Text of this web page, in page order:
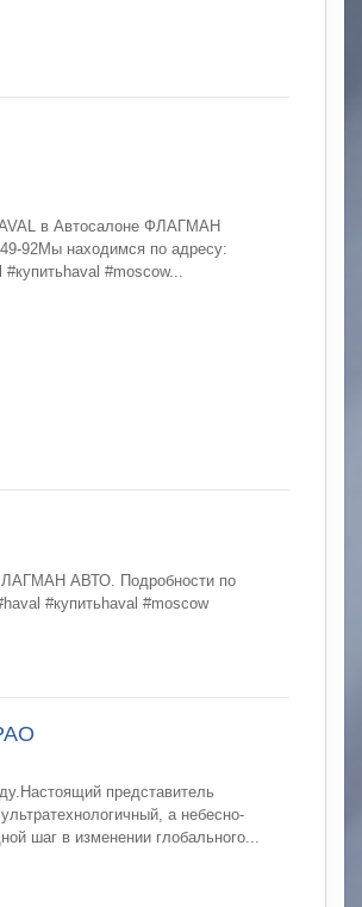
в Автосалоне ФЛАГМАН
92Мы находимся по адресу:
#moscow...
АВТО. Подробности по
#купитьhaval #moscow
представитель
а небесно-
шаг в изменении глобального...